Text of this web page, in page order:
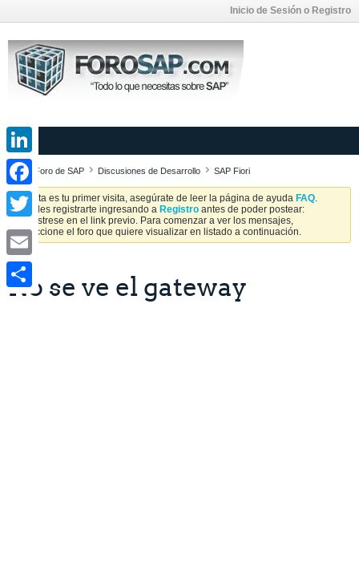
Inicio de Sesión o Registro
Foro de SAP Discusiones de Desarrollo SAP Fiori
Si esta es tu primer visita, asegúrate de leer la página de ayuda FAQ.
Puedes registrarte ingresando a Registro antes de poder postear:
Regístrese en el link previo. Para comenzar a ver los mensajes,
seleccione el foro que quiere visualizar en listado a continuación.
No se ve el gateway
LinkedIn
Facebook
Twitter
Email